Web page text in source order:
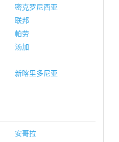
密克罗尼西亚
联邦
帕劳
汤加
新喀里多尼亚
安哥拉